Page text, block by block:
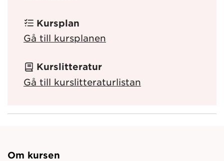
Kursplan
Gå till kursplanen
Kurslitteratur
Gå till kurslitteraturlistan
Om kursen